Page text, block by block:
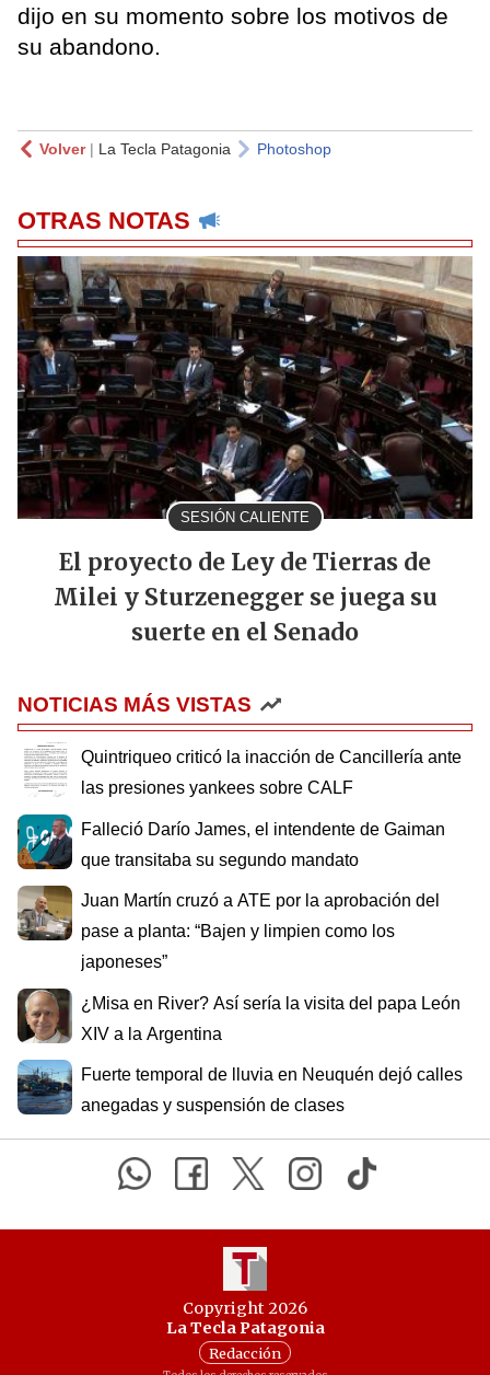
dijo en su momento sobre los motivos de
su abandono.
Volver| La Tecla Patagonia Photoshop
OTRAS NOTAS
SESIÓN CALIENTE
El proyecto de Ley de Tierras de
Milei y Sturzenegger se juega su
suerte en el Senado
NOTICIAS MÁS VISTAS
Quintriqueo criticó la inacción de Cancillería ante
las presiones yankees sobre CALF
Falleció Darío James, el intendente de Gaiman
que transitaba su segundo mandato
Juan Martín cruzó a ATE por la aprobación del
pase a planta: “Bajen y limpien como los
japoneses”
¿Misa en River? Así sería la visita del papa León
XIV a la Argentina
Fuerte temporal de lluvia en Neuquén dejó calles
anegadas y suspensión de clases
Copyright 2026
La Tecla Patagonia
Redacción